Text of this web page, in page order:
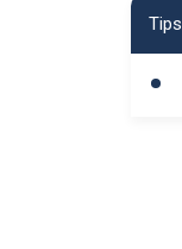
Tips